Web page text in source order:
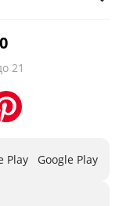
21
Google Play